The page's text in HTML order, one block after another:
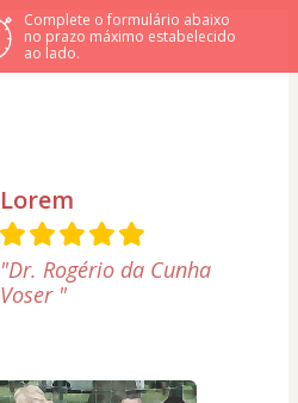
Complete o formulário abaixo
no prazo máximo estabelecido
ao lado.
Lorem
"Dr. Rogério da Cunha
Voser "